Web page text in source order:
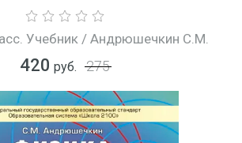
Учебник / Андрюшечкин С.М.
420 руб. 275